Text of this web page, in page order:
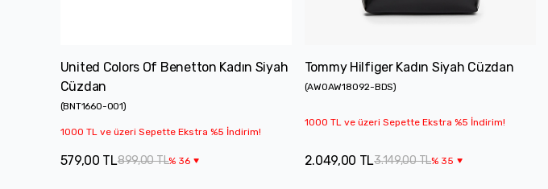
United Colors Of Benetton Kadın Siyah
Cüzdan
(BNT1660-001)
1000 TL ve üzeri Sepette Ekstra %5 İndirim!
899,00 TL% 36
579,00 TL
Tommy Hilfiger Kadın Siyah Cüzdan
(AW0AW18092-BDS)
1000 TL ve üzeri Sepette Ekstra %5 İndirim!
3.149,00 TL% 35
2.049,00 TL